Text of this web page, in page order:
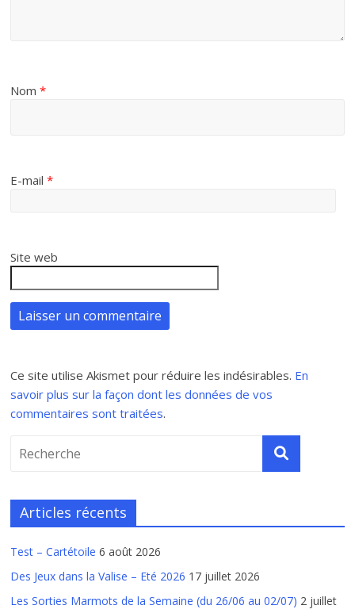
Nom*
E-mail*
Site web
Ce site utilise Akismet pour réduire les indésirables. En
savoir plus sur la façon dont les données de vos
commentaires sont traitées.
Articles récents
Test – Cartétoile 6 août 2026
Des Jeux dans la Valise – Eté 2026 17 juillet 2026
Les Sorties Marmots de la Semaine (du 26/06 au 02/07) 2 juillet